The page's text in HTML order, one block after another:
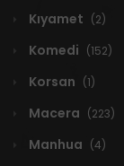
Kıyamet (2)
Komedi (152)
Korsan (1)
Macera (223)
Manhua (4)